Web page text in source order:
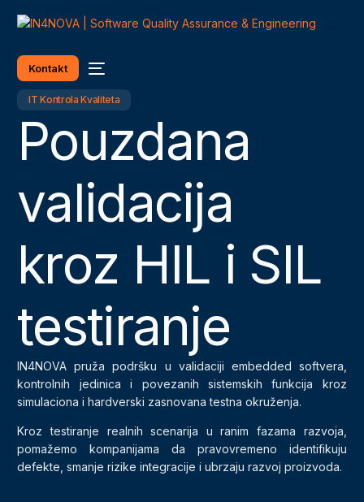
Kontakt
IT Kontrola Kvaliteta
Pouzdana
validacija
kroz HIL i SIL
testiranje
IN4NOVA pruža podršku u validaciji embedded softvera,
kontrolnih jedinica i povezanih sistemskih funkcija kroz
simulaciona i hardverski zasnovana testna okruženja.
Kroz testiranje realnih scenarija u ranim fazama razvoja,
pomažemo kompanijama da pravovremeno identifikuju
defekte, smanje rizike integracije i ubrzaju razvoj proizvoda.
Српски језик